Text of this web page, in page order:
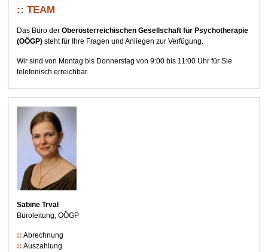
TEAM
Das Büro derOberösterreichischen Gesellschaft für Psychotherapie
(OÖGP) steht für Ihre Fragen und Anliegen zur Verfügung.
Wir sind von Montag bis Donnerstag von 9:00 bis 11:00 Uhr für Sie
telefonisch erreichbar.
Sabine Trval
Büroleitung, OÖGP
Abrechnung
Auszahlung